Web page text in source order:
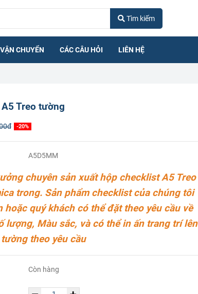
Tìm kiếm
CHUYỂN CÁC CÂU HỎI LIÊN HỆ
Treo tường
-20%
A5D5MM
chuyên sản xuất hộp checklist A5 Treo
trong. Sản phẩm checklist của chúng tôi
hoặc quý khách có thể đặt theo yêu cầu về
lượng, Màu sắc, và có thể in ấn trang trí lên
theo yêu cầu
Còn hàng